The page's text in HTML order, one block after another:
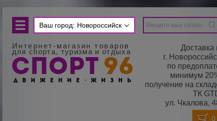
Ваш город: Новороссийск
Интернет-магазин товаров
для спорта, туризма и отдыха
Доставка
г.
по
минимум
получение на
ТК
ул. Чкалова,